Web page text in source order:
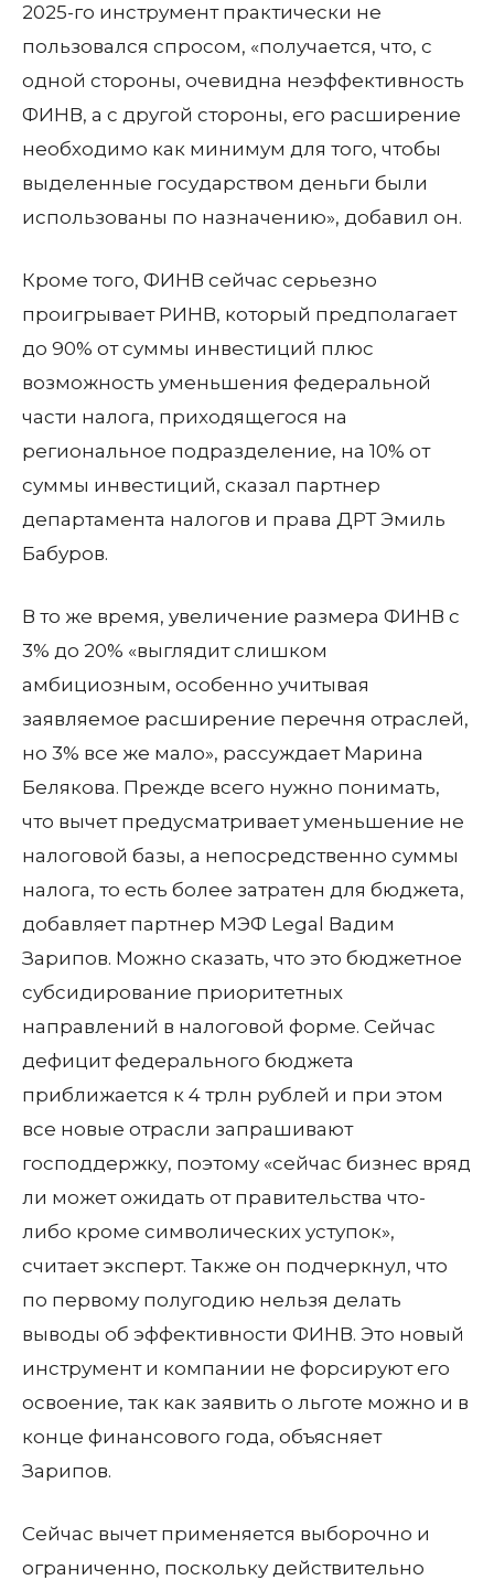
2025-го инструмент практически не
пользовался спросом, «получается, что, с
одной стороны, очевидна неэффективность
ФИНВ, а с другой стороны, его расширение
необходимо как минимум для того, чтобы
выделенные государством деньги были
использованы по назначению», добавил он.
Кроме того, ФИНВ сейчас серьезно
проигрывает РИНВ, который предполагает
до 90% от суммы инвестиций плюс
возможность уменьшения федеральной
части налога, приходящегося на
региональное подразделение, на 10% от
суммы инвестиций, сказал партнер
департамента налогов и права ДРТ Эмиль
Бабуров.
В то же время, увеличение размера ФИНВ с
3% до 20% «выглядит слишком
амбициозным, особенно учитывая
заявляемое расширение перечня отраслей,
но 3% все же мало», рассуждает Марина
Белякова. Прежде всего нужно понимать,
что вычет предусматривает уменьшение не
налоговой базы, а непосредственно суммы
налога, то есть более затратен для бюджета,
добавляет партнер МЭФ Legal Вадим
Зарипов. Можно сказать, что это бюджетное
субсидирование приоритетных
направлений в налоговой форме. Сейчас
дефицит федерального бюджета
приближается к 4 трлн рублей и при этом
все новые отрасли запрашивают
господдержку, поэтому «сейчас бизнес вряд
ли может ожидать от правительства что-
либо кроме символических уступок»,
считает эксперт. Также он подчеркнул, что
по первому полугодию нельзя делать
выводы об эффективности ФИНВ. Это новый
инструмент и компании не форсируют его
освоение, так как заявить о льготе можно и в
конце финансового года, объясняет
Зарипов.
Сейчас вычет применяется выборочно и
ограниченно, поскольку действительно